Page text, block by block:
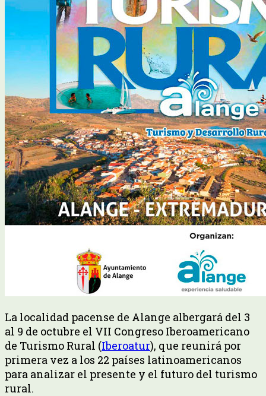
La localidad pacense de Alange albergará del 3
al 9 de octubre el VII Congreso Iberoamericano
de Turismo Rural (Iberoatur), que reunirá por
primera vez a los 22 países latinoamericanos
para analizar el presente y el futuro del turismo
rural.